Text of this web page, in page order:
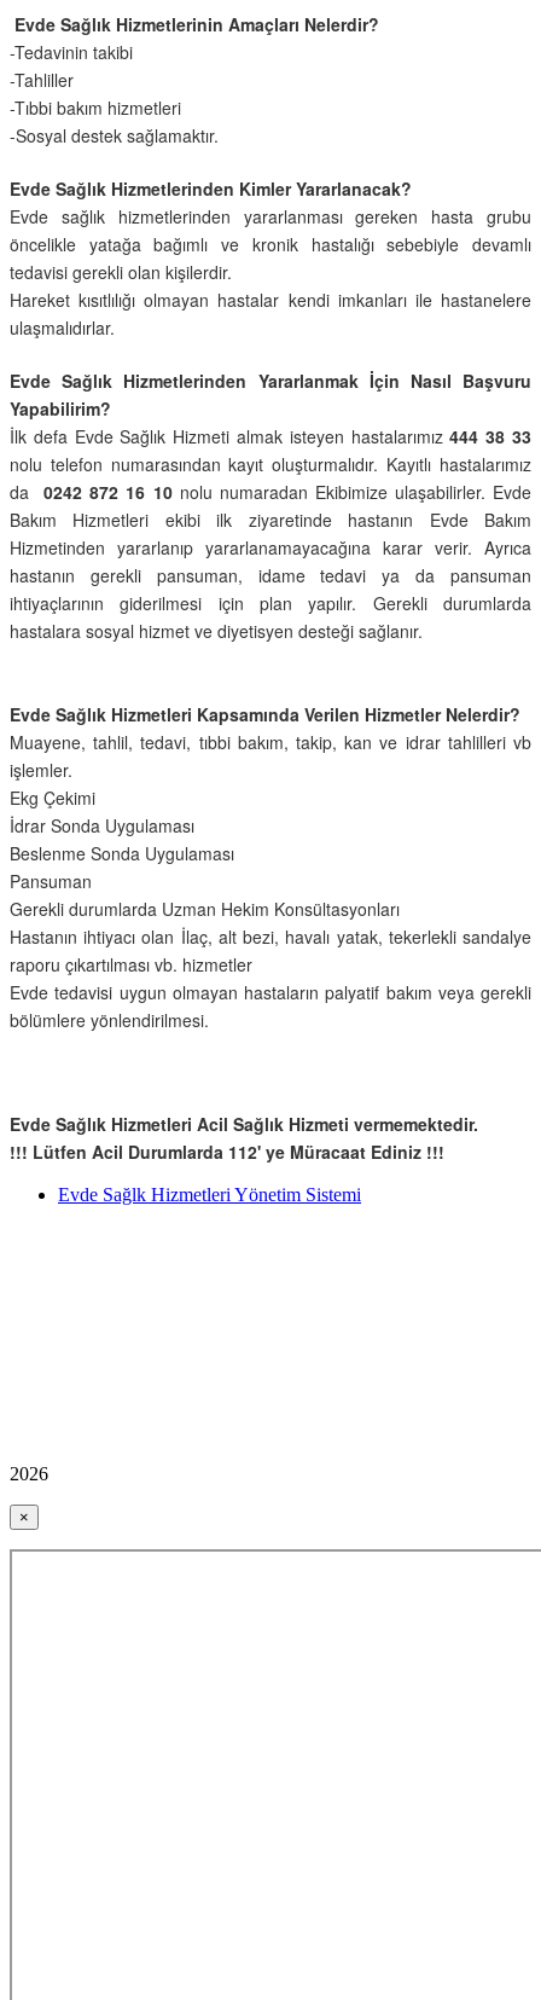
Evde Sağlık Hizmetlerinin Amaçları Nelerdir?
-Tedavinin takibi
-Tahliller
-Tıbbi bakım hizmetleri
-Sosyal destek sağlamaktır.
Evde Sağlık Hizmetlerinden Kimler Yararlanacak?
Evde sağlık hizmetlerinden yararlanması gereken hasta grubu
öncelikle yatağa bağımlı ve kronik hastalığı sebebiyle devamlı
tedavisi gerekli olan kişilerdir.
Hareket kısıtlılığı olmayan hastalar kendi imkanları ile hastanelere
ulaşmalıdırlar.
Evde Sağlık Hizmetlerinden Yararlanmak İçin Nasıl Başvuru
Yapabilirim?
İlk defa Evde Sağlık Hizmeti almak isteyen hastalarımız444 38 33
nolu telefon numarasından kayıt oluşturmalıdır. Kayıtlı hastalarımız
da 0242 872 16 10 nolu numaradan Ekibimize ulaşabilirler. Evde
Bakım Hizmetleri ekibi ilk ziyaretinde hastanın Evde Bakım
Hizmetinden yararlanıp yararlanamayacağına karar verir. Ayrıca
hastanın gerekli pansuman, idame tedavi ya da pansuman
ihtiyaçlarının giderilmesi için plan yapılır. Gerekli durumlarda
hastalara sosyal hizmet ve diyetisyen desteği sağlanır.
Evde Sağlık Hizmetleri Kapsamında Verilen Hizmetler Nelerdir?
Muayene, tahlil, tedavi, tıbbi bakım, takip, kan ve idrar tahlilleri vb
işlemler.
Ekg Çekimi
İdrar Sonda Uygulaması
Beslenme Sonda Uygulaması
Pansuman
Gerekli durumlarda Uzman Hekim Konsültasyonları
Hastanın ihtiyacı olan İlaç, alt bezi, havalı yatak, tekerlekli sandalye
raporu çıkartılması vb. hizmetler
Evde tedavisi uygun olmayan hastaların palyatif bakım veya gerekli
bölümlere yönlendirilmesi.
Evde Sağlık Hizmetleri Acil Sağlık Hizmeti vermemektedir.
!!! Lütfen Acil Durumlarda 112' ye Müracaat Ediniz !!!
Evde Sağlk Hizmetleri Yönetim Sistemi
2026
×